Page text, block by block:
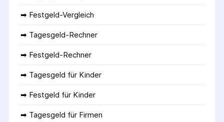
➡ Festgeld-Vergleich
➡ Tagesgeld-Rechner
➡ Festgeld-Rechner
➡ Tagesgeld für Kinder
➡ Festgeld für Kinder
➡ Tagesgeld für Firmen